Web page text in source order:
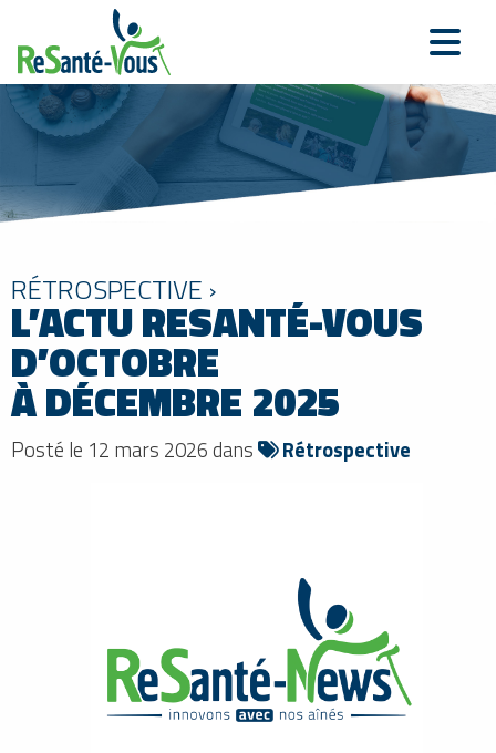
RÉTROSPECTIVE ›
L’ACTU RESANTÉ-VOUS
D’OCTOBRE
À DÉCEMBRE 2025
Posté le 12 mars 2026 dans Rétrospective